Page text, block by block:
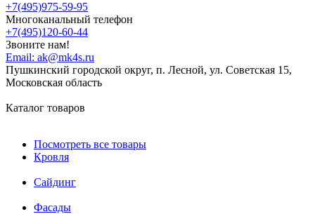
+7(495)975-59-95
Многоканальный телефон
+7(495)120-60-44
Звоните нам!
Email: ak@mk4s.ru
Пушкинский городской округ, п. Лесной, ул. Советская 15,
Московская область
Каталог товаров
Посмотреть все товары
Кровля
Сайдинг
Фасады